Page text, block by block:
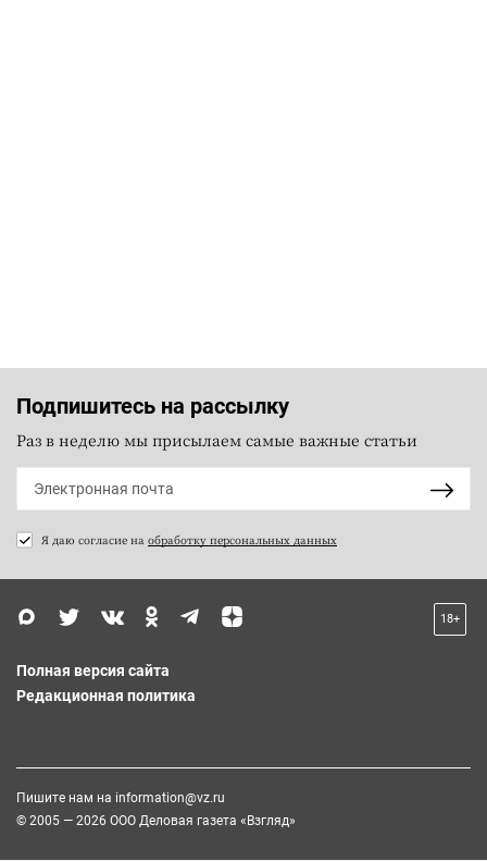
Подпишитесь на рассылку
Раз в неделю мы присылаем самые важные статьи
Я даю согласие на обработку персональных данных
18+
Полная версия сайта
Редакционная политика
Пишите нам на information@vz.ru
© 2005 — 2026 ООО Деловая газета «Взгляд»